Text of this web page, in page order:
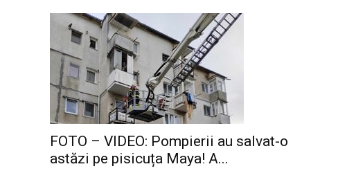
FOTO – VIDEO: Pompierii au salvat-o
astăzi pe pisicuța Maya! A...